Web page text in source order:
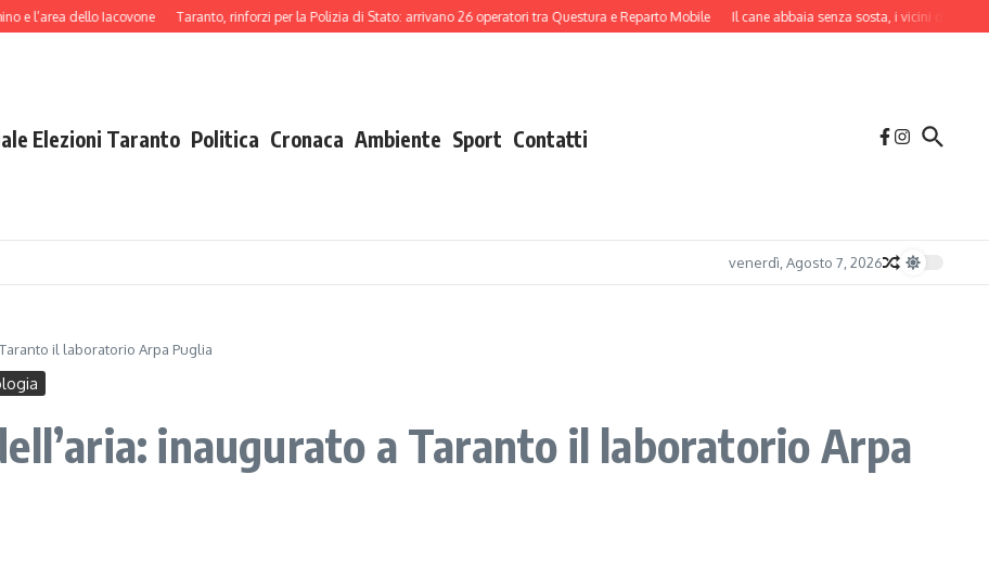
dello Iacovone Taranto, rinforzi per la Polizia di Stato: arrivano 26 operatori tra Questura e Reparto Mobile Il cane abbaia senza sosta, i vicini danno l’allarme:
Elezioni Taranto Politica Cronaca Ambiente Sport Contatti
venerdì, Agosto 7, 2026
il laboratorio Arpa Puglia
inaugurato a Taranto il laboratorio Arpa